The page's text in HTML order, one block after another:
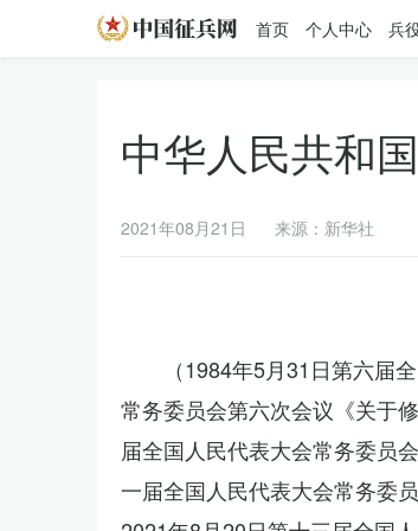
首页 个人中心 兵
中华人民共和
2021年08月21日 来源：新华社
（1984年5月31日第六届
常务委员会第六次会议《关于
届全国人民代表大会常务委员
一届全国人民代表大会常务委